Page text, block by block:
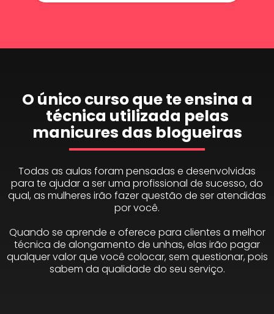
O único curso que te ensina a
técnica utilizada pelas
manicures das blogueiras
Todas as aulas foram pensadas e desenvolvidas
para te ajudar a ser uma profissional de sucesso, do
qual, as mulheres irão fazer questão de ser atendidas
por você.
Quando se aprende e oferece para clientes a melhor
técnica de alongamento de unhas, elas irão pagar
qualquer valor que você colocar, sem questionar, pois
sabem da qualidade do seu serviço.